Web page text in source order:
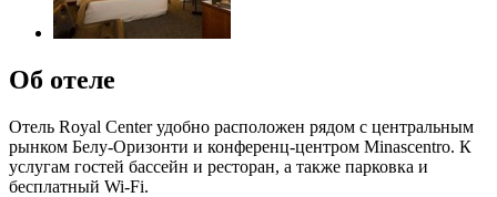
Об отеле
Отель Royal Center удобно расположен рядом с центральным
рынком Белу-Оризонти и конференц-центром Minascentro. К
услугам гостей бассейн и ресторан, а также парковка и
бесплатный Wi-Fi.